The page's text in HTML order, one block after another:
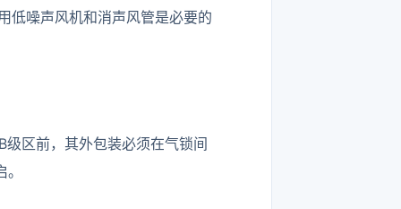
低噪声风机和消声风管是必要的
区前，其外包装必须在气锁间